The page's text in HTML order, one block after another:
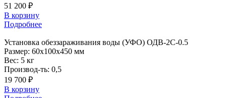
51 200 ₽
В корзину
Подробнее
Установка обеззараживания воды (УФО) ОДВ-2С-0.5
Размер: 60x100x450 мм
Вес: 5 кг
Производ-ть: 0,5
19 700 ₽
В корзину